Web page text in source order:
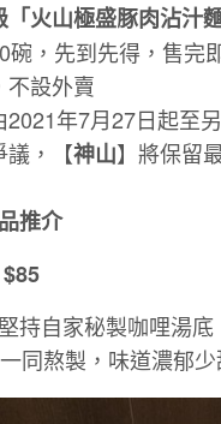
火山極盛豚肉沾汁麵
碗，先到先得，售完
不設外賣
2021年7月27日起至
議，【神山】將保留
推介
持自家秘製咖哩湯
同熬製，味道濃郁